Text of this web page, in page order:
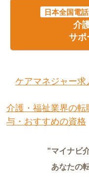
日本全国電
介
サポ
ケアマネジャー求
介護・福祉業界の
与・おすすめの資格
"マイナビ
あなたの